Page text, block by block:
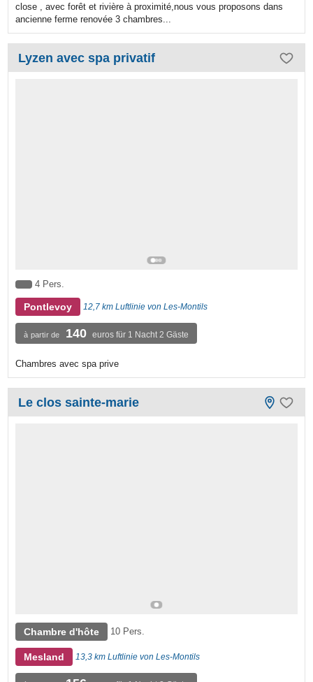
close , avec forêt et rivière à proximité,nous vous proposons dans
ancienne ferme renovée 3 chambres...
Lyzen avec spa privatif
4 Pers.
Pontlevoy 12,7 km Luftlinie von Les-Montils
à partir de 140 euros für 1 Nacht 2 Gäste
Chambres avec spa prive
Le clos sainte-marie
Chambre d'hôte 10 Pers.
Mesland 13,3 km Luftlinie von Les-Montils